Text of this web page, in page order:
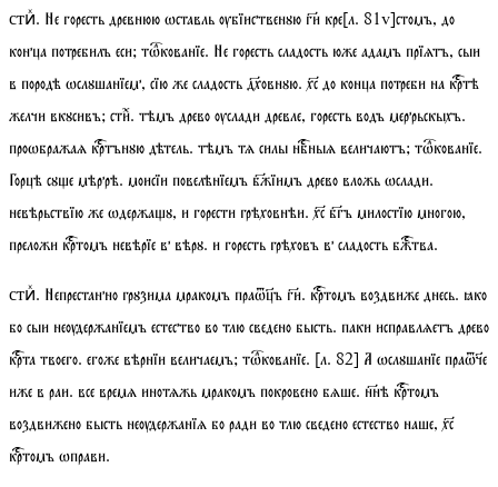
стиⷯ. Не горесть древнюю ѡставль ѹбїиственꙋю ги кре[л. 81v]стомъ, до
конца потребилъ еси;тѡкованїе. Не горесть сладость юже адамъ прїѧтъ, сыи
в породѣ ѡслꙋшанїем, сїю же сладость дховнꙋю. хс до конца потреби на кртѣ
желчи вкꙋсивъ;стиⷯ. тѣмъ древо ѹслади древле, горесть водъ меррьскыхъ.
проѡбражаѧ кртънꙋю дѣтель. тѣмъ тѧ силы нбныѧ величаютъ;тѡкованїе.
Горцѣ сꙋе мѣррѣ. моисїи повелѣнїемъ бжїимъ древо вложь ѡслади.
невѣрьствїю же ѡдержаꙋ, и горести грѣховнѣи. хс бгъ милостїю многою,
преложи кртомъ невѣрїе в вѣрꙋ. и горесть грѣховъ в сладость бжтва.
стиⷯ. Непрестанно грꙋзима мракомъ праѿъ ги. кртомъ воздвиже днесь. ꙗко
бо сыи неѹдержанїемъ естество во тлю сведено бысть. паки исправлѧетъ древо
крта твоего. егоже вѣрнїи величаемъ;тѡкованїе. [л. 82] А ѡслꙋшанїе праѿе
иже в раи. все времѧ инотѧжь мракомъ покровено бѧше. ннѣ кртомъ
воздвижено бысть неѹдержанїѧ бо ради во тлю сведено естество наше, хс
кртомъ ѡправи.